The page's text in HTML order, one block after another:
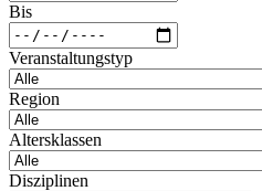
Bis
Veranstaltungstyp
Region
Altersklassen
Disziplinen